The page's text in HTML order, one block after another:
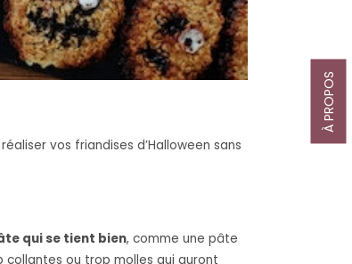
À PROPOS
vos friandises d’Halloween sans
qui se tient bien, comme une pâte
collantes ou trop molles qui auront